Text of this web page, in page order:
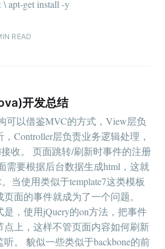
apt-get install -y
READ
开发总结
可以借鉴MVC的方式，View层负
Controller层负责业务逻辑处理，
收。 页面跳转/刷新时事件的注册
需要根据后台数据生成html，这就
当使用类似于template7这类模板
面的事件就成为了一个问题。
，使用jQuery的on方法，把事件
点上，这样不管页面内容如何刷新
。 貌似一些类似于backbone的前